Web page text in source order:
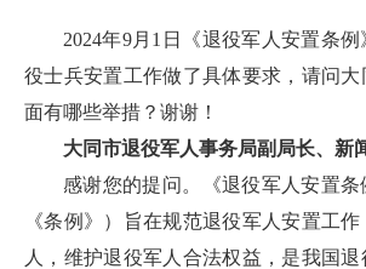
2024年9月1日《退役军人安置条
役士兵安置工作做了具体要求，请问
面有哪些举措？谢谢！
大同市退役军人事务局副局长、新
感谢您的提问。《退役军人安置条
《条例》）旨在规范退役军人安置工
人，维护退役军人合法权益，是我国